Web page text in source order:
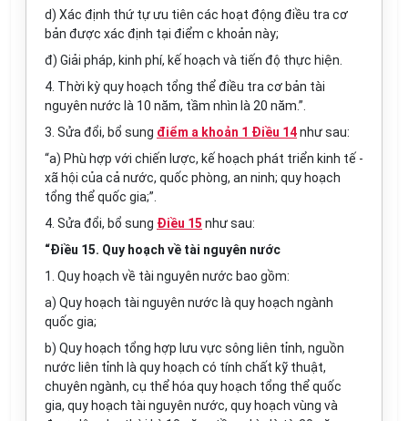
d) Xác định thứ tự ưu tiên các hoạt động điều tra cơ
bản được xác định tại điểm c khoản này;
đ) Giải pháp, kinh phí, kế hoạch và tiến độ thực hiện.
4. Thời kỳ quy hoạch tổng thể điều tra cơ bản tài
nguyên nước là 10 năm, tầm nhìn là 20 năm.”.
3. Sửa đổi, bổ sung điểm a khoản 1 Điều 14như sau:
“a) Phù hợp với chiến lược, kế hoạch phát triển kinh tế -
xã hội của cả nước, quốc phòng, an ninh; quy hoạch
tổng thể quốc gia;”.
4. Sửa đổi, bổ sung Điều 15 như sau:
“Điều 15. Quy hoạch về tài nguyên nước
1. Quy hoạch về tài nguyên nước bao gồm:
a) Quy hoạch tài nguyên nước là quy hoạch ngành
quốc gia;
b) Quy hoạch tổng hợp lưu vực sông liên tỉnh, nguồn
nước liên tỉnh là quy hoạch có tính chất kỹ thuật,
chuyên ngành, cụ thể hóa quy hoạch tổng thể quốc
gia, quy hoạch tài nguyên nước, quy hoạch vùng và